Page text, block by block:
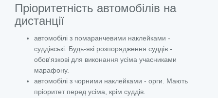
Пріоритетність автомобілів на
дистанції
автомобілі з помаранчевими наклейками -
суддівські. Будь-які розпорядження суддів -
обов'язкові для виконання усіма учасниками
марафону.
автомобілі з чорними наклейками - орги. Мають
пріоритет перед усіма, крім суддів.